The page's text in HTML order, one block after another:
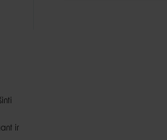
ir